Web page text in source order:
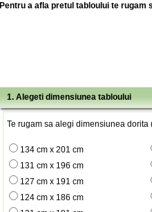
Pentru a afla pretul tabloului te rugam
1. Alegeti dimensiunea tabloului
Te rugam sa alegi dimensiunea dorita
134 cm x 201 cm
131 cm x 196 cm
127 cm x 191 cm
124 cm x 186 cm